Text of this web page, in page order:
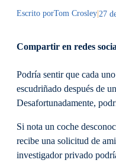
Escrito porTom Crosley|27
Compartir en redes
Podría sentir que cada
escudriñado después de un
Desafortunadamente,
Si nota un coche
recibe una solicitud de
investigador privado